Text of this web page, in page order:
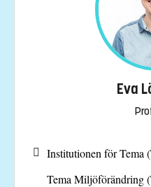
Eva
Institutionen för Tema
Tema Miljöförändring